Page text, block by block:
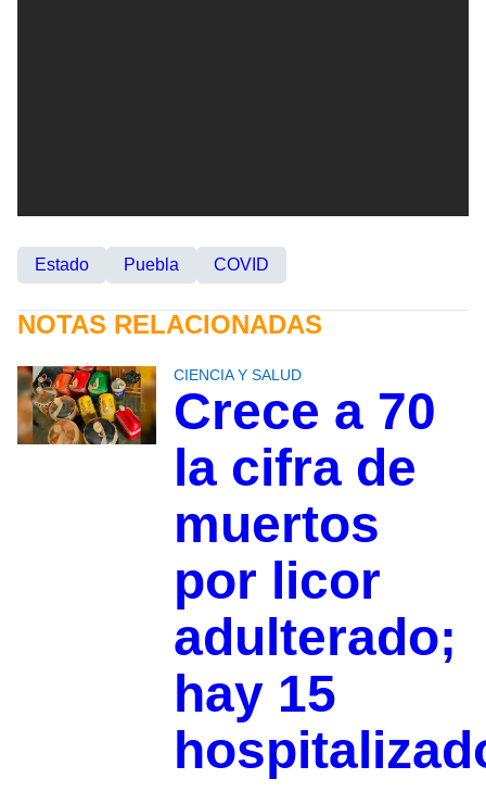
Estado Puebla COVID
NOTAS RELACIONADAS
CIENCIA Y SALUD
Crece a 70
la cifra de
muertos
por licor
adulterado;
hay 15